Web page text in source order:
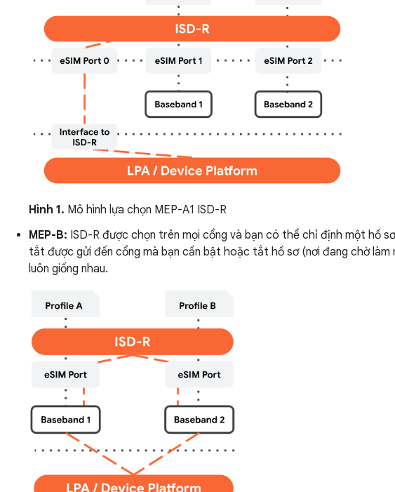
Hình 1. Mô hình lựa chọn MEP-A1 ISD-R
MEP-B: ISD-R được chọn trên mọi cổng và bạn có thể chỉ định một hồ
tắt được gửi đến cổng mà bạn cần bật hoặc tắt hồ sơ (nơi đang chờ làm
luôn giống nhau.